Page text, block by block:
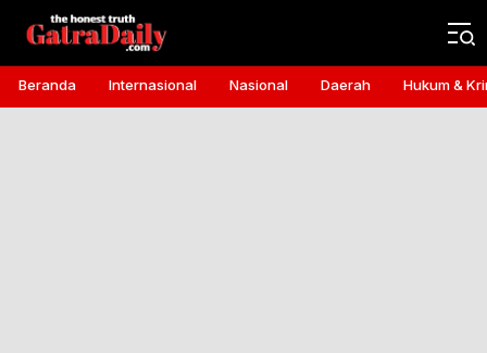
Gatra Daily
the honest truth
Beranda Internasional Nasional Daerah Hukum &